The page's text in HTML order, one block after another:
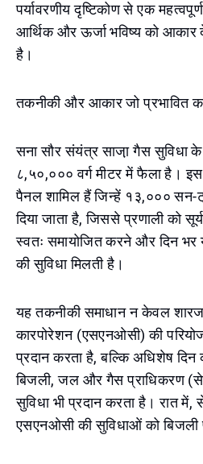
पर्यावरणीय दृष्टिकोण से एक
आर्थिक और ऊर्जा भविष्य को आकार
है।
तकनीकी और आकार जो प्रभावित
सना सौर संयंत्र साजा़ गैस सुविधा
८,५०,००० वर्ग मीटर में फैला है।
पैनल शामिल हैं जिन्हें १३,००० सन-
दिया जाता है, जिससे प्रणाली को
स्वतः समायोजित करने और दिन
की सुविधा मिलती है।
यह तकनीकी समाधान न केवल
कारपोरेशन (एसएनओसी) की
प्रदान करता है, बल्कि अधिशेष दिन
बिजली, जल और गैस प्राधिकरण
सुविधा भी प्रदान करता है। रात में,
एसएनओसी की सुविधाओं को बिजली